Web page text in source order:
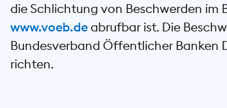
die Schlichtung von Beschwerden im
www.voeb.deabrufbar ist. Die
Bundesverband Öffentlicher Banken
richten.